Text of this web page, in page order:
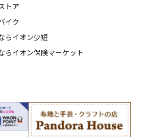
トア
イク
らイオン少短
らイオン保険マーケット